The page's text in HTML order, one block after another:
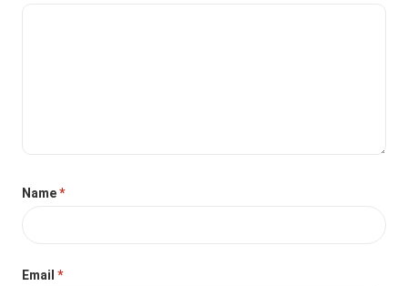
Name*
Email*